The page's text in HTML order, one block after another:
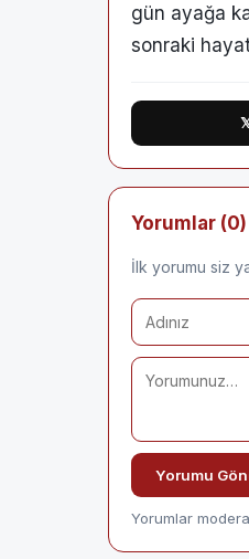
gün ayağa
sonraki
Yorumlar (0)
İlk yorumu siz
Yorumu
Yorumlar